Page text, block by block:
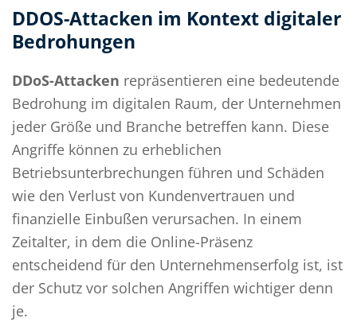
DDOS-Attacken im Kontext digitaler
Bedrohungen
DDoS-Attacken repräsentieren eine bedeutende
Bedrohung im digitalen Raum, der Unternehmen
jeder Größe und Branche betreffen kann. Diese
Angriffe können zu erheblichen
Betriebsunterbrechungen führen und Schäden
wie den Verlust von Kundenvertrauen und
finanzielle Einbußen verursachen. In einem
Zeitalter, in dem die Online-Präsenz
entscheidend für den Unternehmenserfolg ist, ist
der Schutz vor solchen Angriffen wichtiger denn
je.